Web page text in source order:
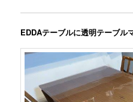
EDDAテーブルに透明テーブル